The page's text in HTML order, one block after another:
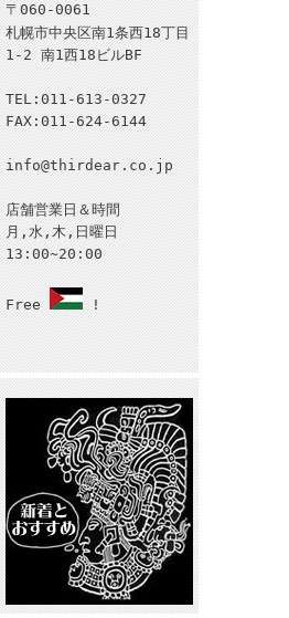
〒060-0061
札幌市中央区南1条西18丁目
1-2 南1西18ビルBF
TEL:011-613-0327
FAX:011-624-6144
info@thirdear.co.jp
店舗営業日＆時間
月,水,木,日曜日
13:00~20:00
Free !